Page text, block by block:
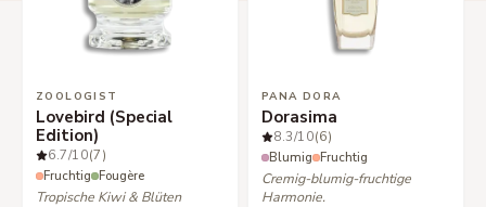
ZOOLOGIST
Lovebird (Special
Edition)
6.7/10(7)
Fruchtig Fougère
Tropische Kiwi & Blüten
PANA DORA
Dorasima
8.3/10(6)
Blumig Fruchtig
Cremig-blumig-fruchtige
Harmonie.